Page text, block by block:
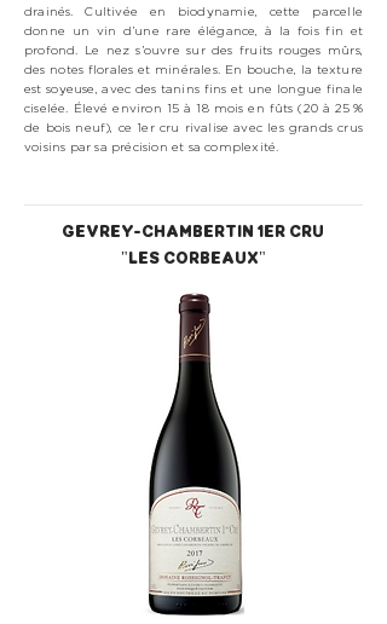
drainés. Cultivée en biodynamie, cette parcelle
donne un vin d’une rare élégance, à la fois fin et
profond. Le nez s’ouvre sur des fruits rouges mûrs,
des notes florales et minérales. En bouche, la texture
est soyeuse, avec des tanins fins et une longue finale
ciselée. Élevé environ 15 à 18 mois en fûts (20 à 25 %
de bois neuf), ce 1er cru rivalise avec les grands crus
voisins par sa précision et sa complexité.
GEVREY-CHAMBERTIN 1ER CRU
"LES CORBEAUX"